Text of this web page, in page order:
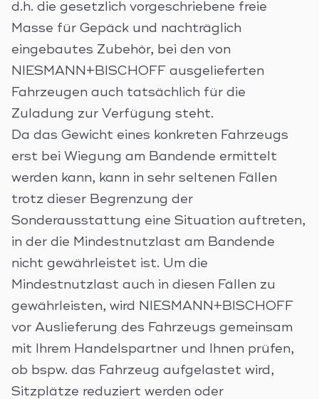
d.h. die gesetzlich vorgeschriebene freie
Masse für Gepäck und nachträglich
eingebautes Zubehör, bei den von
NIESMANN+BISCHOFF ausgelieferten
Fahrzeugen auch tatsächlich für die
Zuladung zur Verfügung steht.
Da das Gewicht eines konkreten Fahrzeugs
erst bei Wiegung am Bandende ermittelt
werden kann, kann in sehr seltenen Fällen
trotz dieser Begrenzung der
Sonderausstattung eine Situation auftreten,
in der die Mindestnutzlast am Bandende
nicht gewährleistet ist. Um die
Mindestnutzlast auch in diesen Fällen zu
gewährleisten, wird NIESMANN+BISCHOFF
vor Auslieferung des Fahrzeugs gemeinsam
mit Ihrem Handelspartner und Ihnen prüfen,
ob bspw. das Fahrzeug aufgelastet wird,
Sitzplätze reduziert werden oder